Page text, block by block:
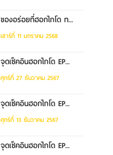
ของอร่อยที่ฮอกไกโด ท...
เสาร์ที่ 11 มกราคม 2568
จุดเช็คอินฮอกไกโด EP...
ศุกร์ที่ 27 ธันวาคม 2567
จุดเช็คอินฮอกไกโด EP...
ศุกร์ที่ 13 ธันวาคม 2567
จุดเช็คอินฮอกไกโด EP...